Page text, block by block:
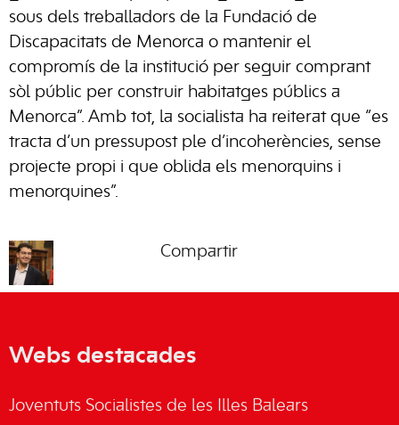
sous dels treballadors de la Fundació de
Discapacitats de Menorca o mantenir el
compromís de la institució per seguir comprant
sòl públic per construir habitatges públics a
Menorca”. Amb tot, la socialista ha reiterat que “es
tracta d’un pressupost ple d’incoherències, sense
projecte propi i que oblida els menorquins i
menorquines”.
Compartir
Webs destacades
Joventuts Socialistes de les Illes Balears